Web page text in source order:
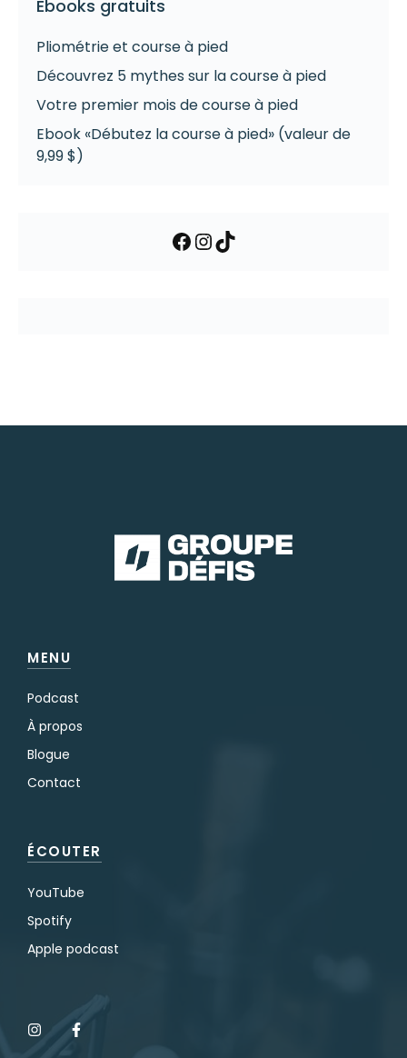
Ebooks gratuits
Pliométrie et course à pied
Découvrez 5 mythes sur la course à pied
Votre premier mois de course à pied
Ebook «Débutez la course à pied» (valeur de
9,99 $)
Facebook
Instagram
TikTok
MENU
Podcast
À propos
Blogue
Contact
ÉCOUTER
YouTube
Spotify
Apple podcast